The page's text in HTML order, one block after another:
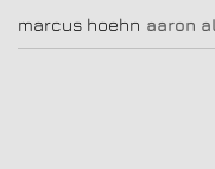
aaron
marcus hoehn